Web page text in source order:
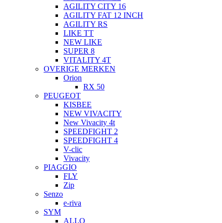
AGILITY CITY 16
AGILITY FAT 12 INCH
AGILITY RS
LIKE TT
NEW LIKE
SUPER 8
VITALITY 4T
OVERIGE MERKEN
Orion
RX 50
PEUGEOT
KISBEE
NEW VIVACITY
New Vivacity 4t
SPEEDFIGHT 2
SPEEDFIGHT 4
V-clic
Vivacity
PIAGGIO
FLY
Zip
Senzo
e-riva
SYM
ALLO